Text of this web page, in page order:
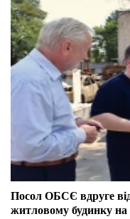
Посол ОБСЄ вдруге
житловому будинку на